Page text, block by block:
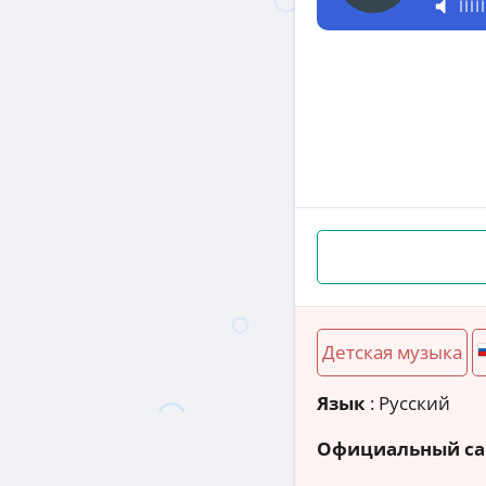
Детская музыка
Язык : Русский
Официальный